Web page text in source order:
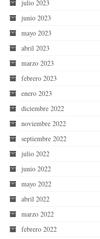
julio 2023
junio 2023
mayo 2023
abril 2023
marzo 2023
febrero 2023
enero 2023
diciembre 2022
noviembre 2022
septiembre 2022
julio 2022
junio 2022
mayo 2022
abril 2022
marzo 2022
febrero 2022